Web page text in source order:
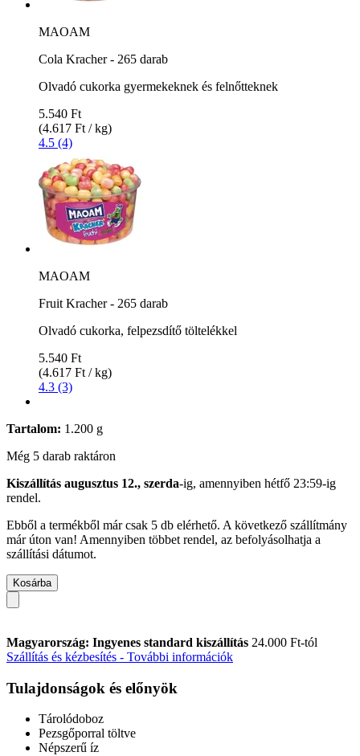
MAOAM
Cola Kracher - 265 darab
Olvadó cukorka gyermekeknek és felnőtteknek
5.540 Ft
(4.617 Ft / kg)
4.5 (4)
MAOAM
Fruit Kracher - 265 darab
Olvadó cukorka, felpezsdítő töltelékkel
5.540 Ft
(4.617 Ft / kg)
4.3 (3)
Tartalom: 1.200 g
Még 5 darab raktáron
Kiszállítás augusztus 12., szerda-ig, amennyiben hétfő 23:59-ig
rendel.
Ebből a termékből már csak 5 db elérhető. A következő szállítmány
már úton van! Amennyiben többet rendel, az befolyásolhatja a
szállítási dátumot.
Kosárba
Magyarország: Ingyenes standard kiszállítás 24.000 Ft-tól
Szállítás és kézbesítés - További információk
Tulajdonságok és előnyök
Tárolódoboz
Pezsgőporral töltve
Népszerű íz